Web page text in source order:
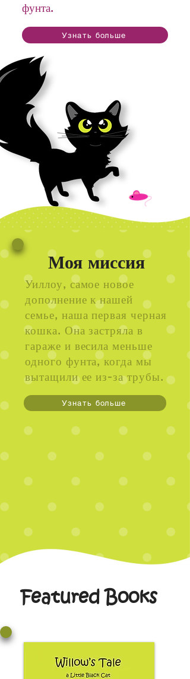
фунта.
Узнать больше
Моя миссия
Уиллоу, самое новое
дополнение к нашей
семье, наша первая черная
кошка. Она застряла в
гараже и весила меньше
одного фунта, когда мы
вытащили ее из-за трубы.
Узнать больше
Featured Books